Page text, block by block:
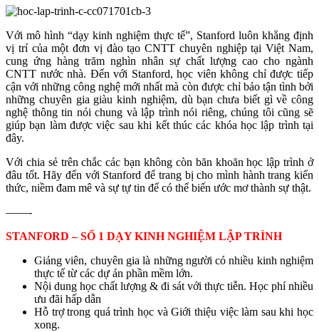
Với mô hình “dạy kinh nghiệm thực tế”, Stanford luôn khẳng định
vị trí của một đơn vị đào tạo CNTT chuyên nghiệp tại Việt Nam,
cung ứng hàng trăm nghìn nhân sự chất lượng cao cho ngành
CNTT nước nhà. Đến với Stanford, học viên không chỉ được tiếp
cận với những công nghệ mới nhất mà còn được chỉ bảo tận tình bởi
những chuyên gia giàu kinh nghiệm, dù bạn chưa biết gì về công
nghệ thông tin nói chung và lập trình nói riêng, chúng tôi cũng sẽ
giúp bạn làm được việc sau khi kết thúc các khóa học lập trình tại
đây.
Với chia sẻ trên chắc các bạn không còn băn khoăn học lập trình ở
đâu tốt.Hãy đến với Stanford để trang bị cho mình hành trang kiến
thức, niềm đam mê và sự tự tin để có thể biến ước mơ thành sự thật.
——-
STANFORD – SỐ 1 DẠY KINH NGHIỆM LẬP TRÌNH
Giảng viên, chuyên gia là những người có nhiều kinh nghiệm
thực tế từ các dự án phần mềm lớn.
Nội dung học chất lượng & đi sát với thực tiễn. Học phí nhiều
ưu đãi hấp dẫn
Hỗ trợ trong quá trình học và Giới thiệu việc làm sau khi học
xong.